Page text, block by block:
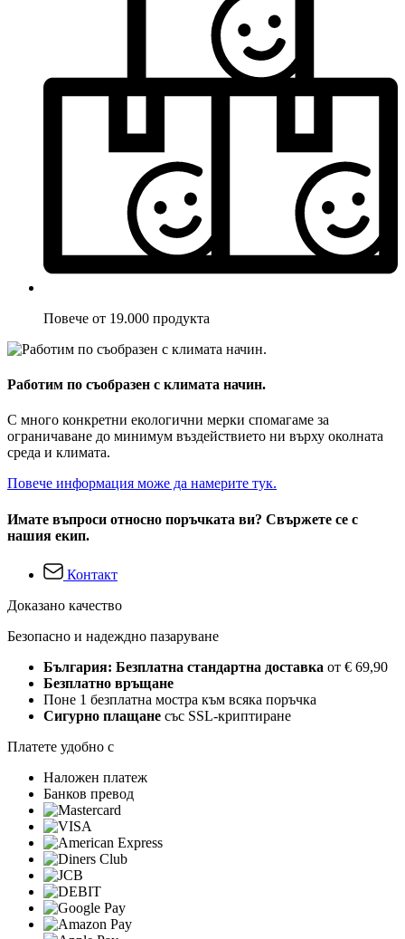
Повече от 19.000 продукта
Работим по съобразен с климата начин.
С много конкретни екологични мерки спомагаме за
ограничаване до минимум въздействието ни върху околната
среда и климата.
Повече информация може да намерите тук.
Имате въпроси относно поръчката ви? Свържете се с
нашия екип.
Контакт
Доказано качество
Безопасно и надеждно пазаруване
България: Безплатна стандартна доставка от € 69,90
Безплатно връщане
Поне 1 безплатна мостра към всяка поръчка
Сигурно плащане със SSL-криптиране
Платете удобно с
Наложен платеж
Банков превод